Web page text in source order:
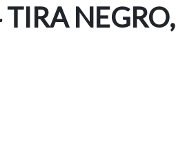
NEGRO,